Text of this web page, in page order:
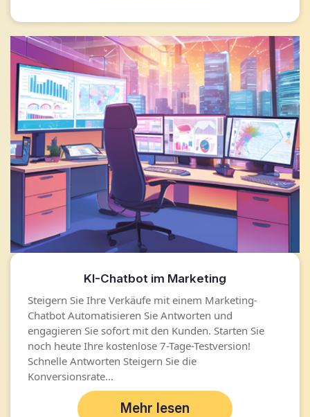
KI-Chatbot im Marketing
Steigern Sie Ihre Verkäufe mit einem Marketing-
Chatbot Automatisieren Sie Antworten und
engagieren Sie sofort mit den Kunden. Starten Sie
noch heute Ihre kostenlose 7-Tage-Testversion!
Schnelle Antworten Steigern Sie die
Konversionsrate...
Mehr lesen